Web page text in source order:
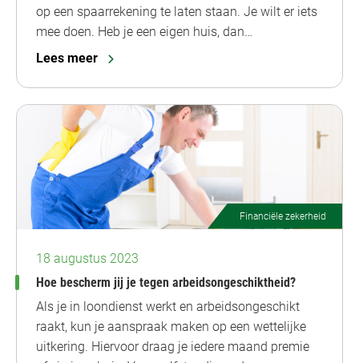
op een spaarrekening te laten staan. Je wilt er iets
mee doen. Heb je een eigen huis, dan…
Lees meer
Financiële zekerheid
18 augustus 2023
Hoe bescherm jij je tegen arbeidsongeschiktheid?
Als je in loondienst werkt en arbeidsongeschikt
raakt, kun je aanspraak maken op een wettelijke
uitkering. Hiervoor draag je iedere maand premie